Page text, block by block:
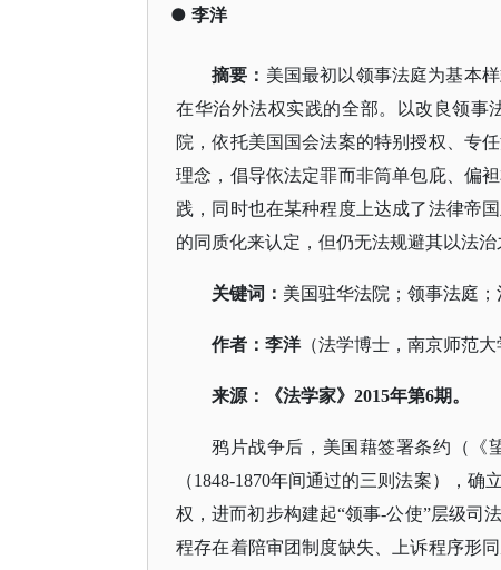
● 李洋
摘要： 美国最初以领事法庭为基本
在华治外法权实践的全部。以改良领事
院，依托美国国会法案的特别授权、专
理念，倡导依法定罪而非筒单包庇、偏
践，同时也在某种程度上达成了法律帝
的同质化来认定，但仍无法规避其以法
关键词： 美国驻华法院；领事法庭
作者 ： 李洋（法学博士，南京师范大
来源 ： 《法学家》 2015年第6期。
鸦片战争后，美国藉签署条约（ 《
（1848-1870年间通过的三则法案），确
权，进而初步构建起“领事-公使”层级司
程存在着陪审团制度缺失、上诉程序形